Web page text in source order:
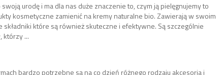
urodę i ma dla nas duże znaczenie to, czym ją pielęgnujemy to
kosmetyczne zamienić na kremy naturalne bio. Zawierają w swoim
składniki które są również skuteczne i efektywne. Są szczególnie
którzy ...
bardzo potrzebne są na co dzień różnego rodzaju akcesoria i